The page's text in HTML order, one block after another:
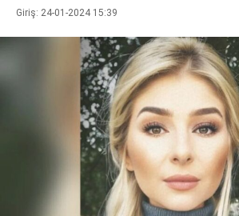
Giriş: 24-01-2024 15:39